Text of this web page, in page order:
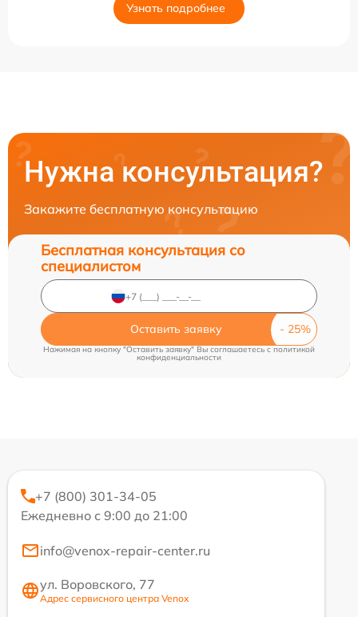
Узнать подробнее
Нужна консультация?
Закажите бесплатную консультацию
Бесплатная консультация со
специалистом
Оставить заявку
Нажимая на кнопку "Оставить заявку" Вы соглашаетесь cполитикой
конфиденциальности
+7 (800) 301-34-05
Ежедневно с 9:00 до 21:00
info@venox-repair-center.ru
ул. Воровского, 77
Адрес сервисного центра Venox